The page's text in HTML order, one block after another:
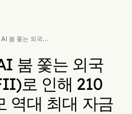
붐 쫓는 외국인
붐 쫓는 외국
로 인해 210
역대 최대 자금